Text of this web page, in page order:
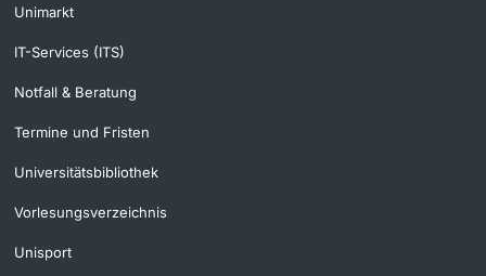
Unimarkt
IT-Services (ITS)
Notfall & Beratung
Termine und Fristen
Universitätsbibliothek
Vorlesungsverzeichnis
Unisport